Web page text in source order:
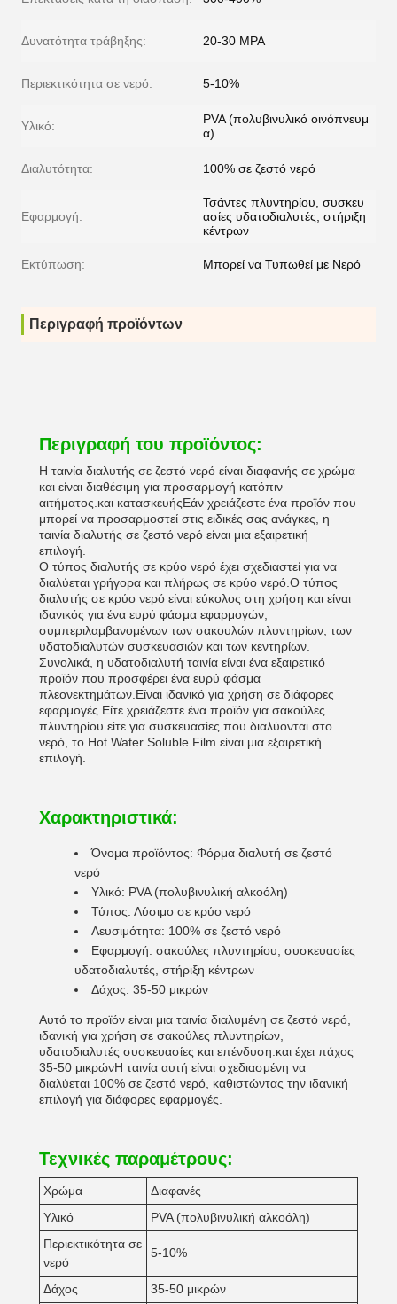
Δυνατότητα τράβηξης: 20-30 MPA
Περιεκτικότητα σε νερό: 5-10%
Υλικό:
PVA (πολυβινυλικό οινόπνευμ
α)
Διαλυτότητα: 100% σε ζεστό νερό
Εφαρμογή:
Τσάντες πλυντηρίου, συσκευ
ασίες υδατοδιαλυτές, στήριξη
κέντρων
Εκτύπωση: Μπορεί να Τυπωθεί με Νερό
Περιγραφή προϊόντων
Περιγραφή του προϊόντος:
Η ταινία διαλυτής σε ζεστό νερό είναι διαφανής σε χρώμα
και είναι διαθέσιμη για προσαρμογή κατόπιν
αιτήματος.και κατασκευήςΕάν χρειάζεστε ένα προϊόν που
μπορεί να προσαρμοστεί στις ειδικές σας ανάγκες, η
ταινία διαλυτής σε ζεστό νερό είναι μια εξαιρετική
επιλογή.
Ο τύπος διαλυτής σε κρύο νερό έχει σχεδιαστεί για να
διαλύεται γρήγορα και πλήρως σε κρύο νερό.Ο τύπος
διαλυτής σε κρύο νερό είναι εύκολος στη χρήση και είναι
ιδανικός για ένα ευρύ φάσμα εφαρμογών,
συμπεριλαμβανομένων των σακουλών πλυντηρίων, των
υδατοδιαλυτών συσκευασιών και των κεντηρίων.
Συνολικά, η υδατοδιαλυτή ταινία είναι ένα εξαιρετικό
προϊόν που προσφέρει ένα ευρύ φάσμα
πλεονεκτημάτων.Είναι ιδανικό για χρήση σε διάφορες
εφαρμογές.Είτε χρειάζεστε ένα προϊόν για σακούλες
πλυντηρίου είτε για συσκευασίες που διαλύονται στο
νερό, το Hot Water Soluble Film είναι μια εξαιρετική
επιλογή.
Χαρακτηριστικά:
Όνομα προϊόντος: Φόρμα διαλυτή σε ζεστό
νερό
Υλικό: PVA (πολυβινυλική αλκοόλη)
Τύπος: Λύσιμο σε κρύο νερό
Λευσιμότητα: 100% σε ζεστό νερό
Εφαρμογή: σακούλες πλυντηρίου, συσκευασίες
υδατοδιαλυτές, στήριξη κέντρων
Δάχος: 35-50 μικρών
Αυτό το προϊόν είναι μια ταινία διαλυμένη σε ζεστό νερό,
ιδανική για χρήση σε σακούλες πλυντηρίων,
υδατοδιαλυτές συσκευασίες και επένδυση.και έχει πάχος
35-50 μικρώνΗ ταινία αυτή είναι σχεδιασμένη να
διαλύεται 100% σε ζεστό νερό, καθιστώντας την ιδανική
επιλογή για διάφορες εφαρμογές.
Τεχνικές παραμέτρους:
Χρώμα
Διαφανές
Υλικό
PVA (πολυβινυλική αλκοόλη)
Περιεκτικότητα σε
νερό
5-10%
Δάχος 35-50 μικρών